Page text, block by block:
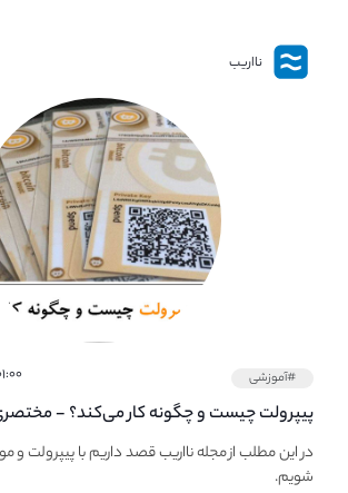
نااریب
#آموزشی ۰۱:۰۰ یکشنبه -
پیپر‌ولت چیست و چگونه کار می‌کند؟ -
PaperWallet
در این مطلب از مجله نااریب قصد داریم با پیپر‌ولت و
شویم.